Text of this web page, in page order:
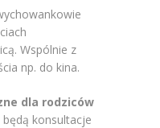
Wspólnie z
np. do kina.
dla rodziców
konsultacje